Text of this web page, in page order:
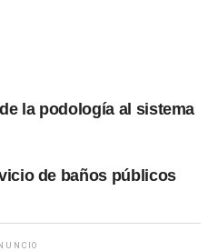
la podología al sistema
de baños públicos